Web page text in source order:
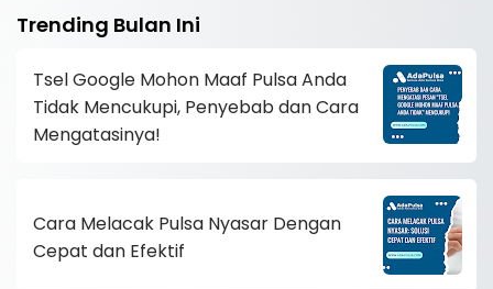
Trending Bulan Ini
Tsel Google Mohon Maaf Pulsa Anda
Tidak Mencukupi, Penyebab dan Cara
Mengatasinya!
Cara Melacak Pulsa Nyasar Dengan
Cepat dan Efektif